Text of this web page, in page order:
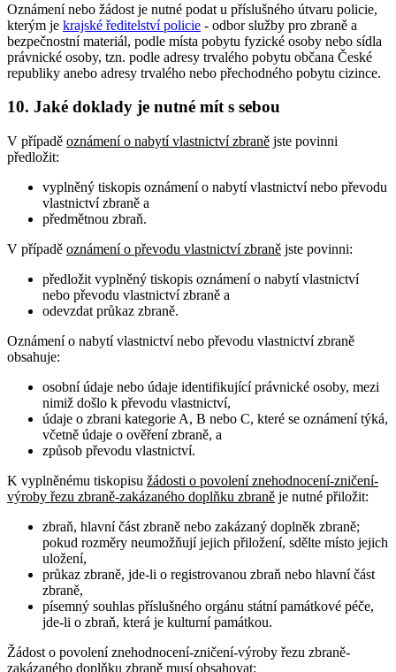
Oznámení nebo žádost je nutné podat u příslušného útvaru policie,
kterým je krajské ředitelství policie - odbor služby pro zbraně a
bezpečnostní materiál, podle místa pobytu fyzické osoby nebo sídla
právnické osoby, tzn. podle adresy trvalého pobytu občana České
republiky anebo adresy trvalého nebo přechodného pobytu cizince.
10. Jaké doklady je nutné mít s sebou
V případě oznámení o nabytí vlastnictví zbraně jste povinni
předložit:
vyplněný tiskopis oznámení o nabytí vlastnictví nebo převodu
vlastnictví zbraně a
předmětnou zbraň.
V případě oznámení o převodu vlastnictví zbraně jste povinni:
předložit vyplněný tiskopis oznámení o nabytí vlastnictví
nebo převodu vlastnictví zbraně a
odevzdat průkaz zbraně.
Oznámení o nabytí vlastnictví nebo převodu vlastnictví zbraně
obsahuje:
osobní údaje nebo údaje identifikující právnické osoby, mezi
nimiž došlo k převodu vlastnictví,
údaje o zbrani kategorie A, B nebo C, které se oznámení týká,
včetně údaje o ověření zbraně, a
způsob převodu vlastnictví.
K vyplněnému tiskopisu žádosti o povolení znehodnocení-zničení-
výroby řezu zbraně-zakázaného doplňku zbraně je nutné přiložit:
zbraň, hlavní část zbraně nebo zakázaný doplněk zbraně;
pokud rozměry neumožňují jejich přiložení, sdělte místo jejich
uložení,
průkaz zbraně, jde-li o registrovanou zbraň nebo hlavní část
zbraně,
písemný souhlas příslušného orgánu státní památkové péče,
jde-li o zbraň, která je kulturní památkou.
Žádost o povolení znehodnocení-zničení-výroby řezu zbraně-
zakázaného doplňku zbraně musí obsahovat: